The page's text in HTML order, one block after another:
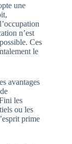
une
n’est
Ces
le
avantages
les
ou les
prime